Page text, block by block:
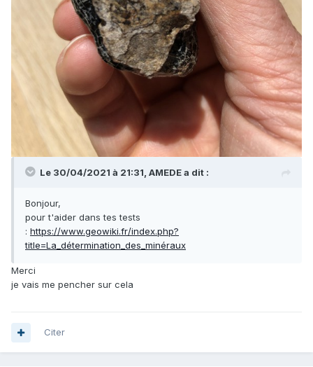
Le 30/04/2021 à 21:31, AMEDEa dit :
Bonjour,
pour t'aider dans tes tests
: https://www.geowiki.fr/index.php?
title=La_détermination_des_minéraux
Merci
je vais me pencher sur cela
Citer